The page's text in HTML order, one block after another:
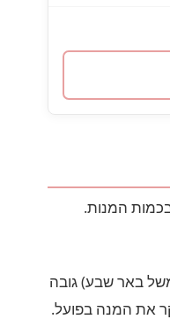
ל-380 ₪ לאורח, תלוי באזור, בסגנון ובכמות המנות.
מנה ממוצעת של כ-250 ₪, בעוד אולם בפריפריה (למשל באר שבע) גובה